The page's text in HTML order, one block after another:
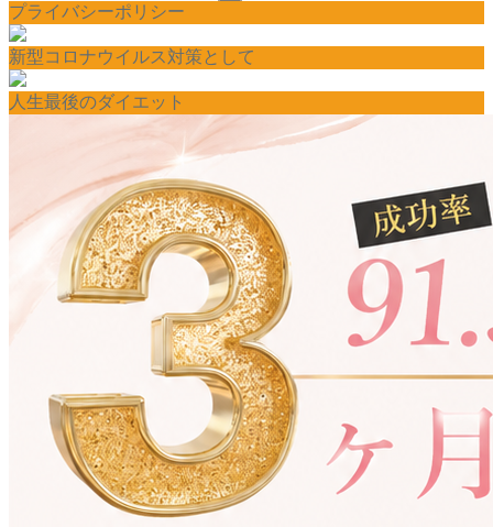
プライバシーポリシー
新型コロナウイルス対策として
人生最後のダイエット